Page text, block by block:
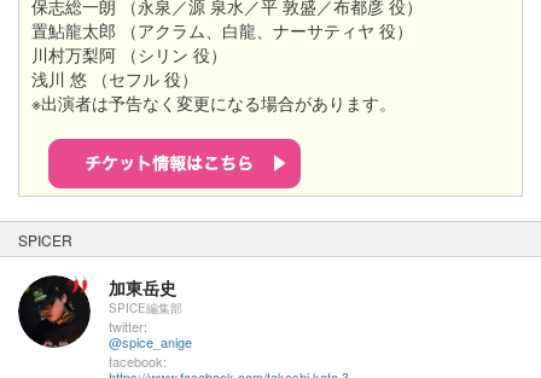
保志総一朗 （永泉／源 泉水／平 敦盛／布都彦 役）
置鮎龍太郎 （アクラム、白龍、ナーサティヤ 役）
川村万梨阿 （シリン 役）
浅川 悠 （セフル 役）
※出演者は予告なく変更になる場合があります。
SPICER
加東岳史
SPICE編集部
twitter:
@spice_anige
facebook: